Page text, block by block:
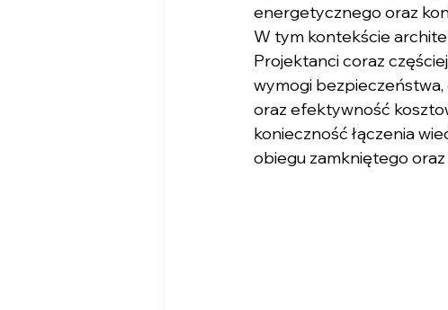
energetycznego oraz
W tym kontekście
Projektanci coraz
wymogi
oraz efektywność
konieczność łączenia
obiegu zamkniętego